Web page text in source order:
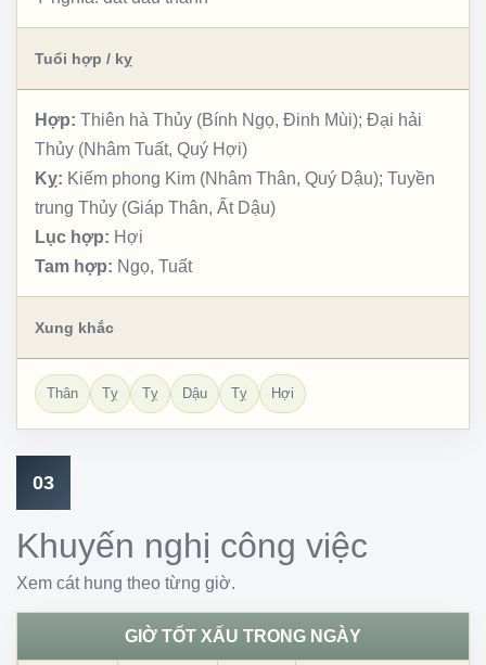
Tuổi hợp / kỵ
Hợp: Thiên hà Thủy (Bính Ngọ, Đinh Mùi); Đại hải
Thủy (Nhâm Tuất, Quý Hợi)
Kỵ: Kiếm phong Kim (Nhâm Thân, Quý Dậu); Tuyền
trung Thủy (Giáp Thân, Ất Dậu)
Lục hợp: Hợi
Tam hợp: Ngọ, Tuất
Xung khắc
Thân Tỵ Tỵ Dậu Tỵ Hợi
03
Khuyến nghị công việc
Xem cát hung theo từng giờ.
GIỜ TỐT XẤU TRONG NGÀY